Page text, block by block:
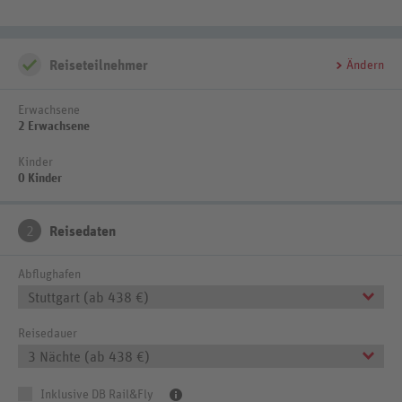
Reiseteilnehmer Ändern
Erwachsene
2 Erwachsene
Kinder
0 Kinder
2 Reisedaten
Abflughafen
Stuttgart (ab 438 €)
Reisedauer
3 Nächte (ab 438 €)
Inklusive DB Rail&Fly